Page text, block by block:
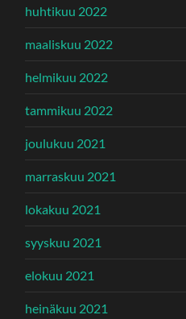
huhtikuu 2022
maaliskuu 2022
helmikuu 2022
tammikuu 2022
joulukuu 2021
marraskuu 2021
lokakuu 2021
syyskuu 2021
elokuu 2021
heinäkuu 2021